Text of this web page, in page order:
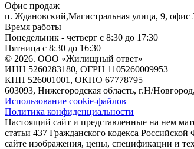
Офис продаж
п. Ждановский,Магистральная улица, 9, офис
Время работы
Понедельник - четверг с 8:30 до 17:30
Пятница с 8:30 до 16:30
© 2026. ООО «Жилищный ответ»
ИНН 5260283180, ОГРН 1105260009953
КПП 526001001, ОКПО 67778795
603093, Нижегородская область, г.Н/
Использование cookie-файлов
Политика конфиденциальности
Настоящий сайт и представленные на нем
статьи 437 Гражданского кодекса
сайте изображения, цены, спецификации и